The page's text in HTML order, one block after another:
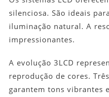
silenciosa. São ideais
iluminação natural. A
impressionantes.
A evolução 3LCD
reprodução de cores.
garantem tons vibrantes